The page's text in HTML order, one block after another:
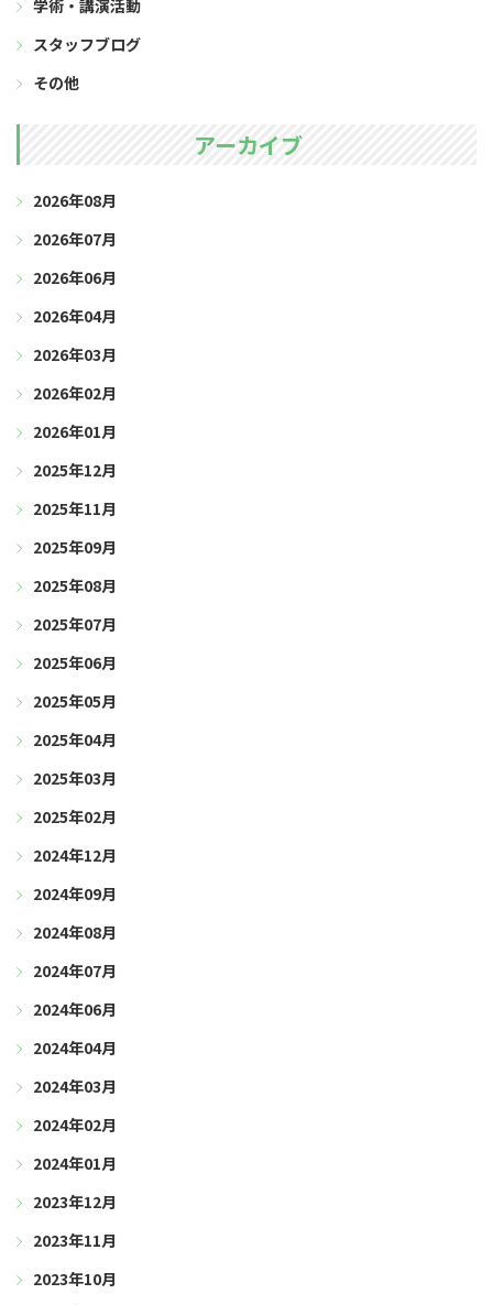
学術・講演活動
スタッフブログ
その他
アーカイブ
2026年08月
2026年07月
2026年06月
2026年04月
2026年03月
2026年02月
2026年01月
2025年12月
2025年11月
2025年09月
2025年08月
2025年07月
2025年06月
2025年05月
2025年04月
2025年03月
2025年02月
2024年12月
2024年09月
2024年08月
2024年07月
2024年06月
2024年04月
2024年03月
2024年02月
2024年01月
2023年12月
2023年11月
2023年10月